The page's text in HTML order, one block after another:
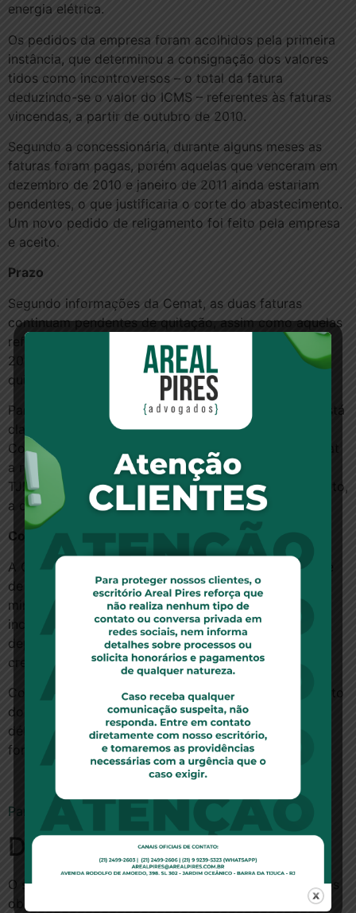
energia elétrica.
Os pedidos da empresa foram acolhidos pela primeira
instância, que determinou a consignação dos valores
tidos como incontroversos – o total da fatura
deduzindo-se o valor do ICMS – referentes às faturas
vincendas, a partir de outubro de 2010.
Segundo a concessionária, durante alguns meses as
faturas foram pagas, porém aquelas que venceram em
dezembro de 2010 e janeiro de 2011 ainda estariam
pendentes, o que justificaria o corte do abastecimento.
Um novo pedido de religamento foi feito pela empresa
e aceito.
Prazo
Segundo informações da Cemat, as duas faturas
continuam pendentes de quitação, assim como aquelas
referentes aos meses de abril, maio, junho e julho de
2011. A empresa requereu um prazo de 30 dias para
quitar as faturas vencidas, no valor que julga correto.
Para o Tribunal de Justiça de Mato Grosso (TJMT), está
claro que a empresa reconhece sua inadimplência.
Considerando o alto valor devido e o direito da Cemat
a receber o crédito, pendente havia vários meses, o
TJMT determinou o prazo de 15 dias para o pagamento,
a contar da intimação.
Conversão em pagamento
A Cemat recorreu ao STJ, defendendo a possibilidade
de suspender o fornecimento de energia. Para o
ministro Ari Pargendler, relator do recurso, “valores
incontroversos de débitos vencidos não devem ser
depositados à ordem do juízo, devendo ser pagos ao
credor”.
Com a decisão, se a empresa não converter o depósito
do incontroverso em pagamento e deixar de pagar o
débito remanescente no prazo de 15 dias, o corte do
fornecimento de energia elétrica estará autorizado.
Para ler a notícia no site do STJ, clique aqui.
Deixe um comentário
O seu endereço de e-mail não será publicado.
Campos
obrigatórios são marcados com